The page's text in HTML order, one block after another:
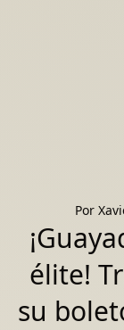
Por
élite!
su